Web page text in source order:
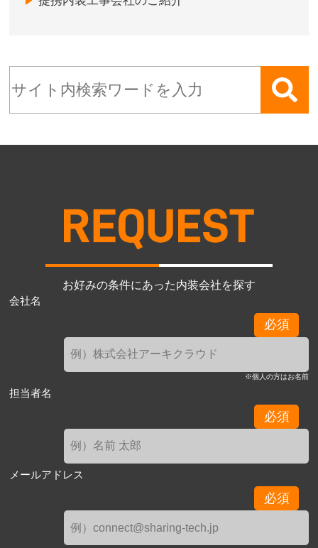
お好みの条件にあった内装会社を探す
会社名
必須
※個人の方はお名前
担当者名
必須
メールアドレス
必須